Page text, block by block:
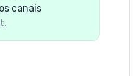
canais